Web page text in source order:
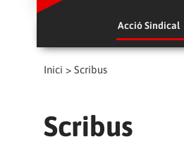
Acció Sindical
Inici > Scribus
Scribus